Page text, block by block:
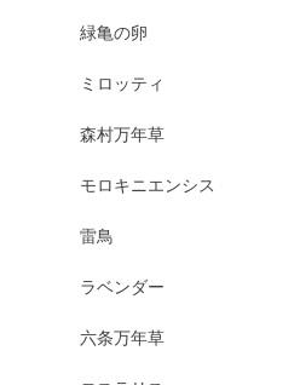
緑亀の卵
ミロッティ
森村万年草
モロキニエンシス
雷鳥
ラベンダー
六条万年草